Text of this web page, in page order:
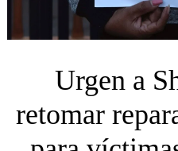
Urgen a
retomar